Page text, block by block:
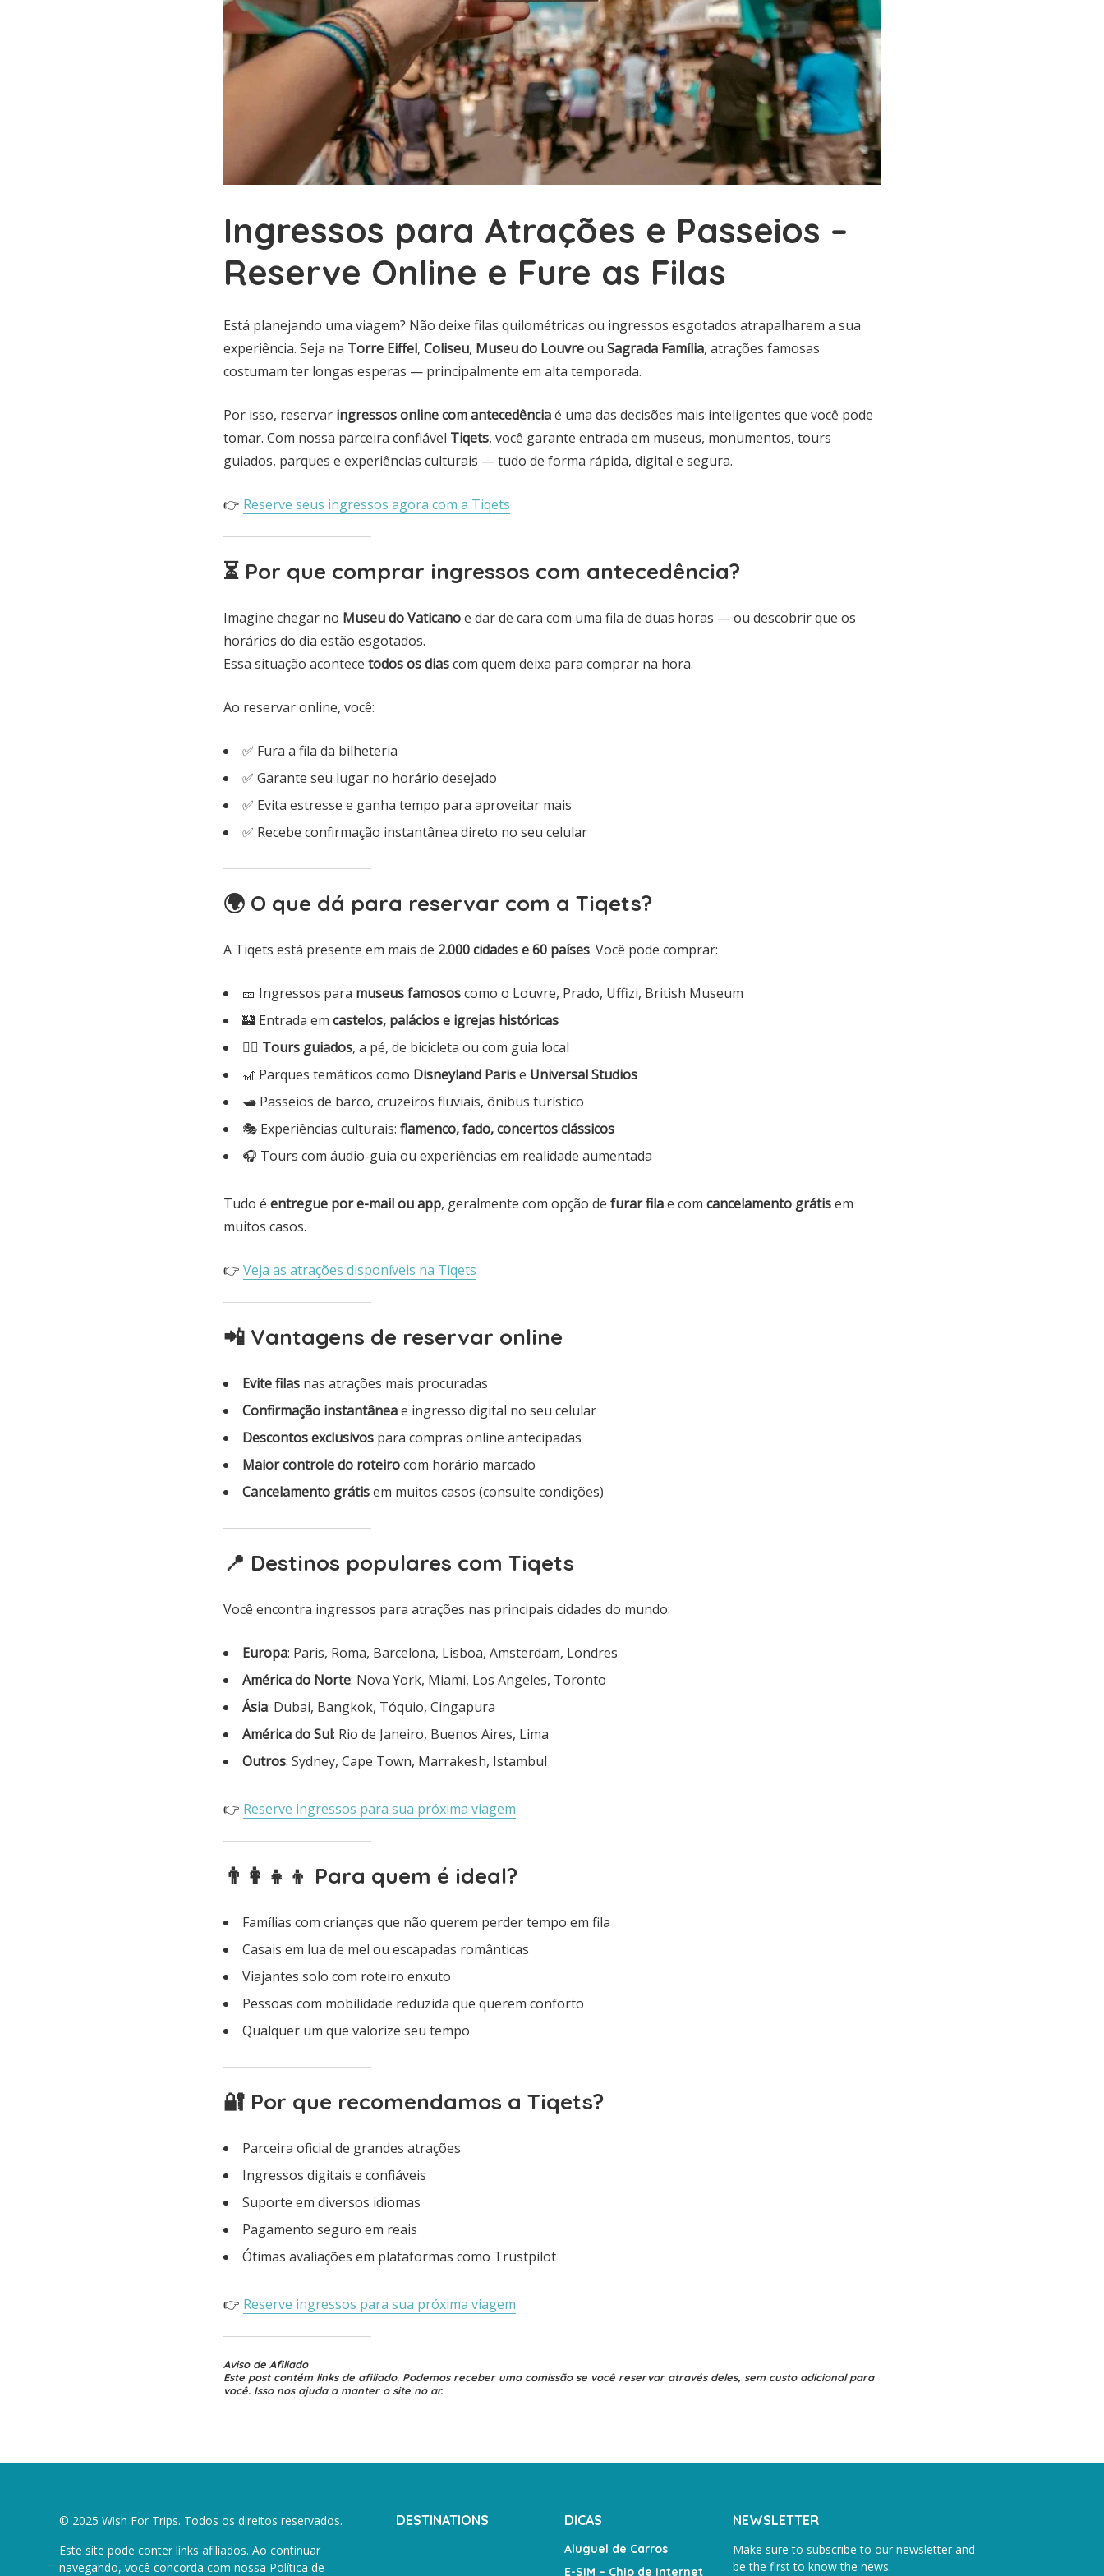
Ingressos para Atrações e Passeios –
Reserve Online e Fure as Filas
Está planejando uma viagem? Não deixe filas quilométricas ou ingressos esgotados atrapalharem a sua
experiência. Seja na Torre Eiffel, Coliseu, Museu do Louvreou Sagrada Família, atrações famosas
costumam ter longas esperas — principalmente em alta temporada.
Por isso, reservar ingressos online com antecedênciaé uma das decisões mais inteligentes que você pode
tomar. Com nossa parceira confiável Tiqets, você garante entrada em museus, monumentos, tours
guiados, parques e experiências culturais — tudo de forma rápida, digital e segura.
👉 Reserve seus ingressos agora com a Tiqets
⏳ Por que comprar ingressos com antecedência?
Imagine chegar no Museu do Vaticanoe dar de cara com uma fila de duas horas — ou descobrir que os
horários do dia estão esgotados.
Essa situação acontece todos os diascom quem deixa para comprar na hora.
Ao reservar online, você:
✅ Fura a fila da bilheteria
✅ Garante seu lugar no horário desejado
✅ Evita estresse e ganha tempo para aproveitar mais
✅ Recebe confirmação instantânea direto no seu celular
🌍 O que dá para reservar com a Tiqets?
A Tiqets está presente em mais de 2.000 cidades e 60 países. Você pode comprar:
🎫 Ingressos para museus famososcomo o Louvre, Prado, Uffizi, British Museum
🏰 Entrada em castelos, palácios e igrejas históricas
🚶‍♀️ Tours guiados, a pé, de bicicleta ou com guia local
🎢 Parques temáticos como Disneyland Parise Universal Studios
🛥️ Passeios de barco, cruzeiros fluviais, ônibus turístico
🎭 Experiências culturais: flamenco, fado, concertos clássicos
🎧 Tours com áudio-guia ou experiências em realidade aumentada
Tudo é entregue por e-mail ou app, geralmente com opção de furar filae com cancelamento grátisem
muitos casos.
👉 Veja as atrações disponíveis na Tiqets
📲 Vantagens de reservar online
Evite filas nas atrações mais procuradas
Confirmação instantâneae ingresso digital no seu celular
Descontos exclusivos para compras online antecipadas
Maior controle do roteirocom horário marcado
Cancelamento grátisem muitos casos (consulte condições)
📍 Destinos populares com Tiqets
Você encontra ingressos para atrações nas principais cidades do mundo:
Europa: Paris, Roma, Barcelona, Lisboa, Amsterdam, Londres
América do Norte: Nova York, Miami, Los Angeles, Toronto
Ásia: Dubai, Bangkok, Tóquio, Cingapura
América do Sul: Rio de Janeiro, Buenos Aires, Lima
Outros: Sydney, Cape Town, Marrakesh, Istambul
👉 Reserve ingressos para sua próxima viagem
👨‍👩‍👧‍👦 Para quem é ideal?
Famílias com crianças que não querem perder tempo em fila
Casais em lua de mel ou escapadas românticas
Viajantes solo com roteiro enxuto
Pessoas com mobilidade reduzida que querem conforto
Qualquer um que valorize seu tempo
🔐 Por que recomendamos a Tiqets?
Parceira oficial de grandes atrações
Ingressos digitais e confiáveis
Suporte em diversos idiomas
Pagamento seguro em reais
Ótimas avaliações em plataformas como Trustpilot
👉 Reserve ingressos para sua próxima viagem
Aviso de Afiliado
Este post contém links de afiliado. Podemos receber uma comissão se você reservar através deles, sem custo adicional para
você. Isso nos ajuda a manter o site no ar.
© 2025 Wish For Trips. Todos os direitos reservados.
Este site pode conter links afiliados. Ao continuar
navegando, você concorda com nossa Política de
DESTINATIONS DICAS
Aluguel de Carros
E-SIM – Chip de Internet
NEWSLETTER
Make sure to subscribe to our newsletter and
be the first to know the news.